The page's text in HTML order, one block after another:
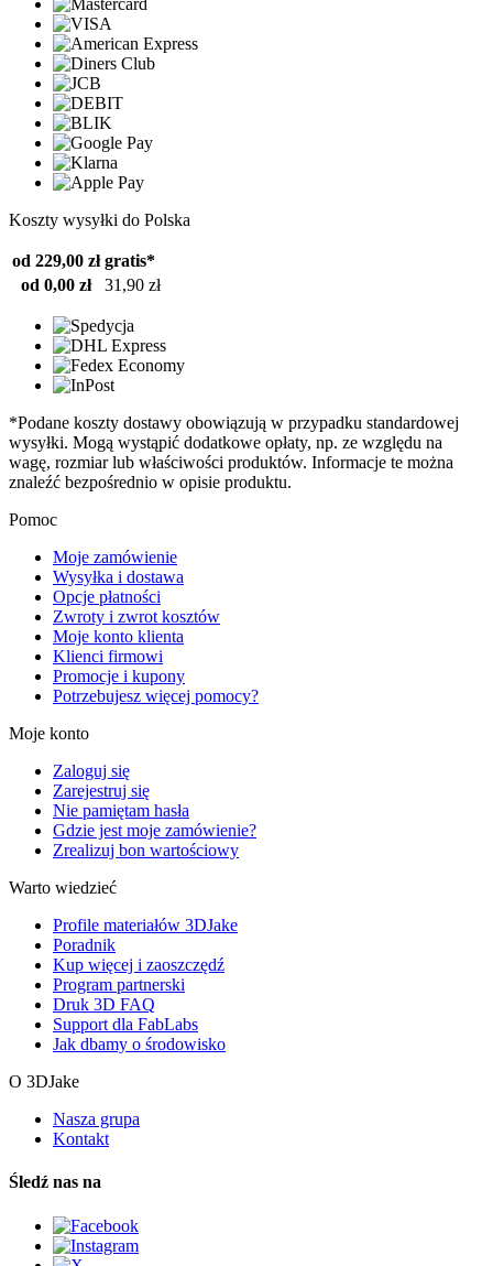
Koszty wysyłki do Polska
od 229,00 zł gratis*
od 0,00 zł
31,90 zł
*Podane koszty dostawy obowiązują w przypadku standardowej
wysyłki. Mogą wystąpić dodatkowe opłaty, np. ze względu na
wagę, rozmiar lub właściwości produktów. Informacje te można
znaleźć bezpośrednio w opisie produktu.
Pomoc
Moje zamówienie
Wysyłka i dostawa
Opcje płatności
Zwroty i zwrot kosztów
Moje konto klienta
Klienci firmowi
Promocje i kupony
Potrzebujesz więcej pomocy?
Moje konto
Zaloguj się
Zarejestruj się
Nie pamiętam hasła
Gdzie jest moje zamówienie?
Zrealizuj bon wartościowy
Warto wiedzieć
Profile materiałów 3DJake
Poradnik
Kup więcej i zaoszczędź
Program partnerski
Druk 3D FAQ
Support dla FabLabs
Jak dbamy o środowisko
O 3DJake
Nasza grupa
Kontakt
Śledź nas na